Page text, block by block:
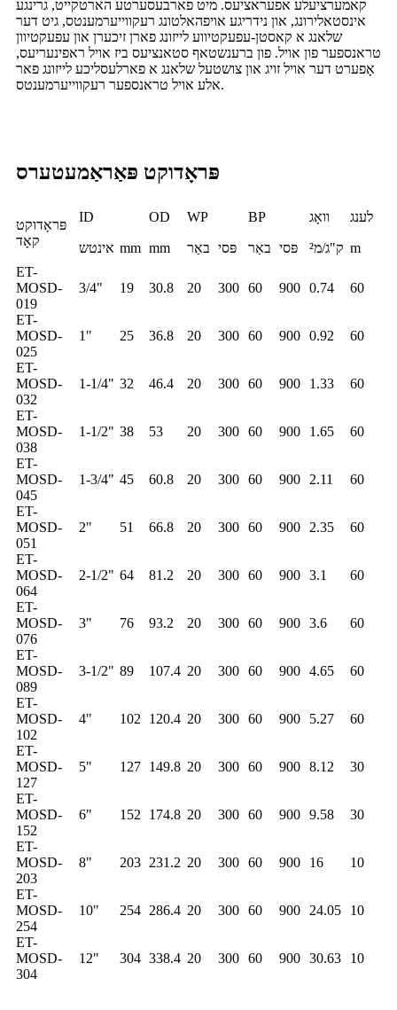
קאמערציעלע אפעראציעס. מיט פארבעסערטע הארטקייט, גרינגע
אינסטאלירונג, און נידריגע אויפהאלטונג רעקווייערמענטס, גיט דער
שלאנג א קאסטן-עפעקטיווע לייזונג פארן זיכערן און עפעקטיוון
טראנספער פון אויל. פון ברענשטאף סטאנציעס ביז אויל ראפינעריעס,
אָפערט דער אויל זויג און צושטעל שלאנג א פארלעסליכע לייזונג פאר
אלע אויל טראנספער רעקווייערמענטס.
פּראָדוקט פּאַראַמעטערס
פּראָדוקט
קאָד
ID OD WP BP וואָג לענג
אינטש mm mm באַר פּסי באַר פּסי ק"ג/מ² m
ET-
MOSD-
019
3/4" 19 30.8 20 300 60 900 0.74 60
ET-
MOSD-
025
1" 25 36.8 20 300 60 900 0.92 60
ET-
MOSD-
032
1-1/4" 32 46.4 20 300 60 900 1.33 60
ET-
MOSD-
038
1-1/2" 38 53 20 300 60 900 1.65 60
ET-
MOSD-
045
1-3/4" 45 60.8 20 300 60 900 2.11 60
ET-
MOSD-
051
2" 51 66.8 20 300 60 900 2.35 60
ET-
MOSD-
064
2-1/2" 64 81.2 20 300 60 900 3.1 60
ET-
MOSD-
076
3" 76 93.2 20 300 60 900 3.6 60
ET-
MOSD-
089
3-1/2" 89 107.4 20 300 60 900 4.65 60
ET-
MOSD-
102
4" 102 120.4 20 300 60 900 5.27 60
ET-
MOSD-
127
5" 127 149.8 20 300 60 900 8.12 30
ET-
MOSD-
152
6" 152 174.8 20 300 60 900 9.58 30
ET-
MOSD-
203
8" 203 231.2 20 300 60 900 16 10
ET-
MOSD-
254
10" 254 286.4 20 300 60 900 24.05 10
ET-
MOSD-
304
12" 304 338.4 20 300 60 900 30.63 10